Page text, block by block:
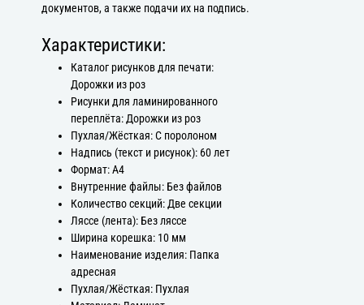
документов, а также подачи их на подпись.
Характеристики:
Каталог рисунков для печати:
Дорожки из роз
Рисунки для ламинированного
переплёта: Дорожки из роз
Пухлая/Жёсткая: С поролоном
Надпись (текст и рисунок): 60 лет
Формат: А4
Внутренние файлы: Без файлов
Количество секций: Две секции
Ляссе (лента): Без ляссе
Ширина корешка: 10 мм
Наименование изделия: Папка
адресная
Пухлая/Жёсткая: Пухлая